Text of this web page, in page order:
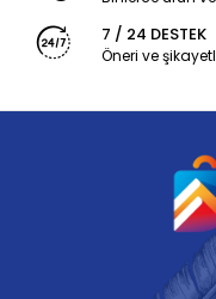
7 / 24 DESTEK
Öneri ve